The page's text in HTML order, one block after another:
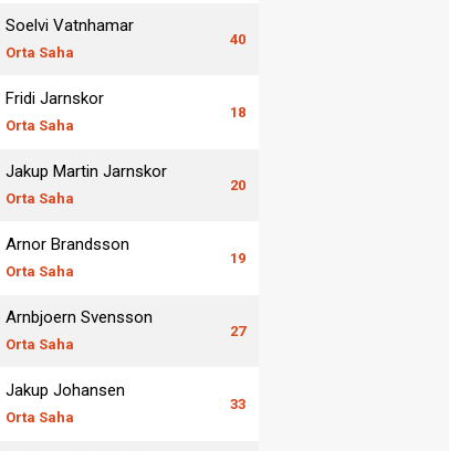
Soelvi Vatnhamar
Orta Saha
40
Fridi Jarnskor
Orta Saha
18
Jakup Martin Jarnskor
Orta Saha
20
Arnor Brandsson
Orta Saha
19
Arnbjoern Svensson
Orta Saha
27
Jakup Johansen
Orta Saha
33